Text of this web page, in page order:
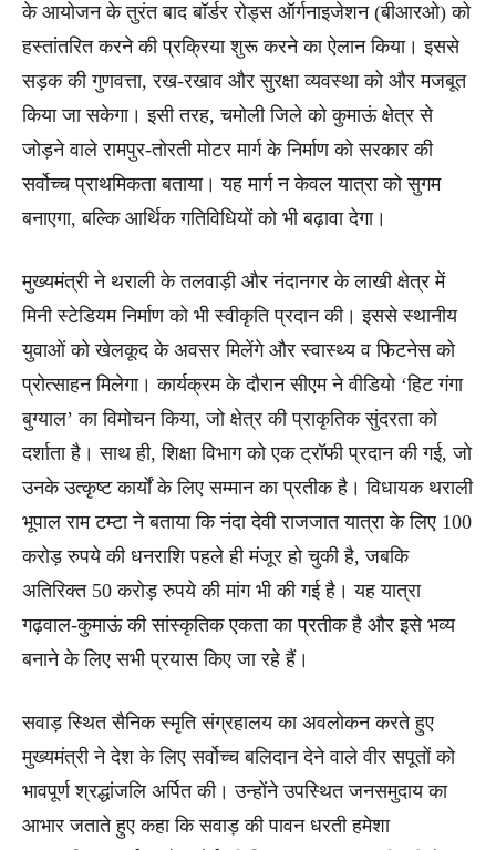
के आयोजन के तुरंत बाद बॉर्डर रोड्स ऑर्गनाइजेशन (बीआरओ) को
हस्तांतरित करने की प्रक्रिया शुरू करने का ऐलान किया। इससे
सड़क की गुणवत्ता, रख-रखाव और सुरक्षा व्यवस्था को और मजबूत
किया जा सकेगा। इसी तरह, चमोली जिले को कुमाऊं क्षेत्र से
जोड़ने वाले रामपुर-तोरती मोटर मार्ग के निर्माण को सरकार की
सर्वोच्च प्राथमिकता बताया। यह मार्ग न केवल यात्रा को सुगम
बनाएगा, बल्कि आर्थिक गतिविधियों को भी बढ़ावा देगा।
मुख्यमंत्री ने थराली के तलवाड़ी और नंदानगर के लाखी क्षेत्र में
मिनी स्टेडियम निर्माण को भी स्वीकृति प्रदान की। इससे स्थानीय
युवाओं को खेलकूद के अवसर मिलेंगे और स्वास्थ्य व फिटनेस को
प्रोत्साहन मिलेगा। कार्यक्रम के दौरान सीएम ने वीडियो ‘हिट गंगा
बुग्याल’ का विमोचन किया, जो क्षेत्र की प्राकृतिक सुंदरता को
दर्शाता है। साथ ही, शिक्षा विभाग को एक ट्रॉफी प्रदान की गई, जो
उनके उत्कृष्ट कार्यों के लिए सम्मान का प्रतीक है। विधायक थराली
भूपाल राम टम्टा ने बताया कि नंदा देवी राजजात यात्रा के लिए 100
करोड़ रुपये की धनराशि पहले ही मंजूर हो चुकी है, जबकि
अतिरिक्त 50 करोड़ रुपये की मांग भी की गई है। यह यात्रा
गढ़वाल-कुमाऊं की सांस्कृतिक एकता का प्रतीक है और इसे भव्य
बनाने के लिए सभी प्रयास किए जा रहे हैं।
सवाड़ स्थित सैनिक स्मृति संग्रहालय का अवलोकन करते हुए
मुख्यमंत्री ने देश के लिए सर्वोच्च बलिदान देने वाले वीर सपूतों को
भावपूर्ण श्रद्धांजलि अर्पित की। उन्होंने उपस्थित जनसमुदाय का
आभार जताते हुए कहा कि सवाड़ की पावन धरती हमेशा